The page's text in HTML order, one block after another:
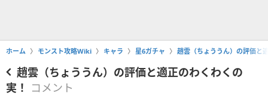
ホーム モンスト攻略Wiki キャラ 星6ガチャ 趙雲（ちょううん）の評価と
趙雲（ちょううん）の評価と適正のわくわくの
実！
コメント